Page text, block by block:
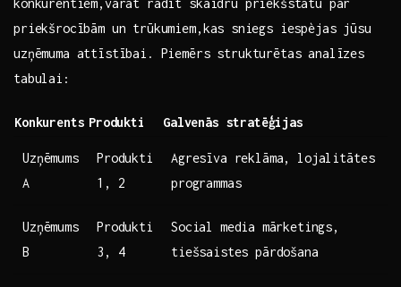
konkurentiem,varat radīt skaidru priekšstatu par
priekšrocībām un‌ trūkumiem,kas ⁢sniegs iespèjas jūsu
uzņēmuma attīstībai. Piemērs strukturētas analīzes
tabulai:
Konkurents Produkti Galvenās stratēģijas
Uzņēmums
A
Produkti
1, 2
Agresīva reklāma, lojalitātes
programmas
Uzņēmums
B
Produkti
3, 4
Social media ⁤mārketings,
tiešsaistes pārdošana